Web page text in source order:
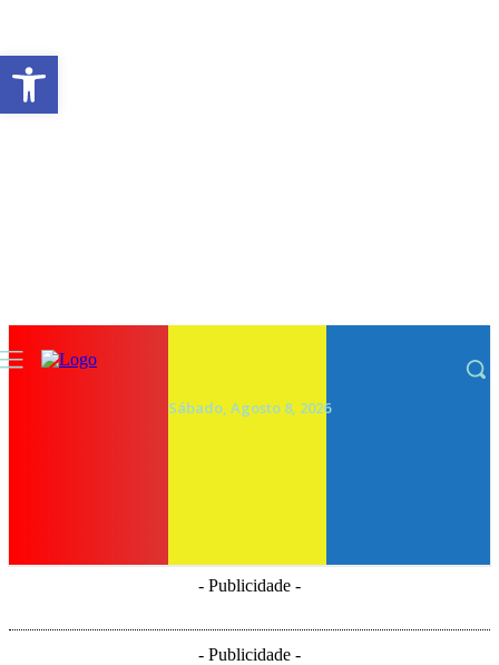
Sábado, Agosto 8, 2026
- Publicidade -
- Publicidade -
Abrir a barra de ferramentas